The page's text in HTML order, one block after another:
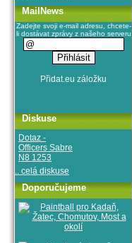
MailNews
Zadejte svoji e-mail adresu, chcete-
li dostávat zprávy z našeho serveru
Diskuse
Dotaz -
Officers Sabre
N8 1253
.. celá diskuse
Doporučujeme